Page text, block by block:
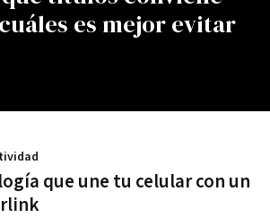
es mejor evitar
que une tu celular con un